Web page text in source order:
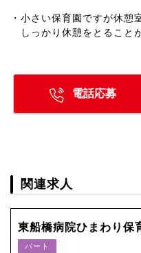
・小さい保育園ですが休憩
しっかり休憩をとること
電話応募
関連求人
東船橋病院ひまわり保
パート